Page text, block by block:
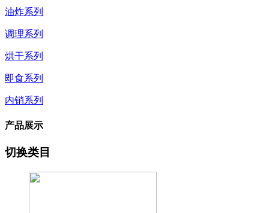
油炸系列
调理系列
烘干系列
即食系列
内销系列
产品展示
切换类目